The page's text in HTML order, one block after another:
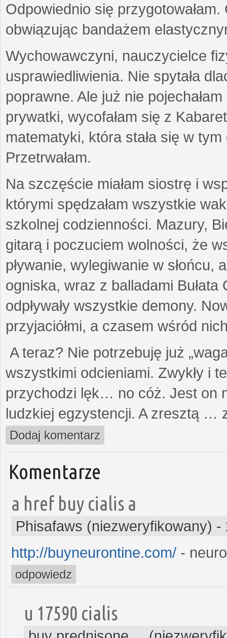
Odpowiednio się przygotowałam.
obwiązując bandażem
Wychowawczyni, nauczycielce
usprawiedliwienia. Nie spytała
poprawne. Ale już nie
prywatki, wycofałam się z
matematyki, która stała się w
Przetrwałam.
Na szczęście miałam siostrę i
którymi spędzałam wszystkie
szkolnej codzienności. Mazury,
gitarą i poczuciem wolności, że
pływanie, wylegiwanie w
ogniska, wraz z balladami
odpływały wszystkie demony.
przyjaciółmi, a czasem wśród
A teraz? Nie potrzebuję już
wszystkimi odcieniami. Zwykły i
przychodzi lęk… no cóż. Jest on
ludzkiej egzystencji. A zresztą …
Dodaj komentarz
Komentarze
a href buy cialis a
Phisafaws (niezweryfikowany) -
http://buyneurontine.com/ -
odpowiedz
u 17590 cialis